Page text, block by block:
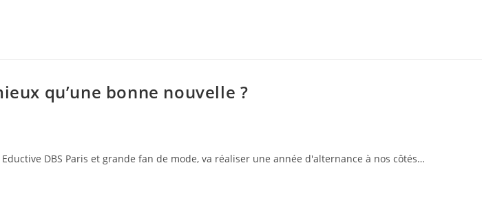
qu’une bonne nouvelle ?
DBS Paris et grande fan de mode, va réaliser une année d'alternance à nos côtés…